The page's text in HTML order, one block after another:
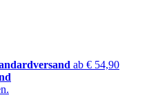
ab € 54,90